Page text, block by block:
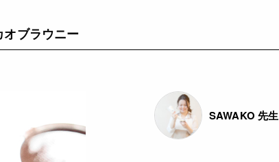
オブラウニー
SAWAKO 先生